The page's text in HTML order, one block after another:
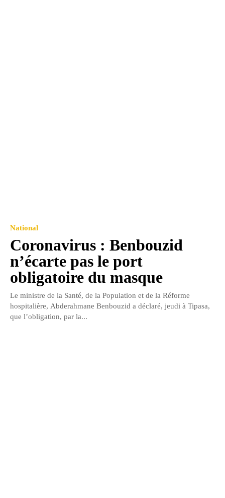
National
Coronavirus : Benbouzid
n’écarte pas le port
obligatoire du masque
Le ministre de la Santé, de la Population et de la Réforme
hospitalière, Abderahmane Benbouzid a déclaré, jeudi à Tipasa,
que l’obligation, par la...